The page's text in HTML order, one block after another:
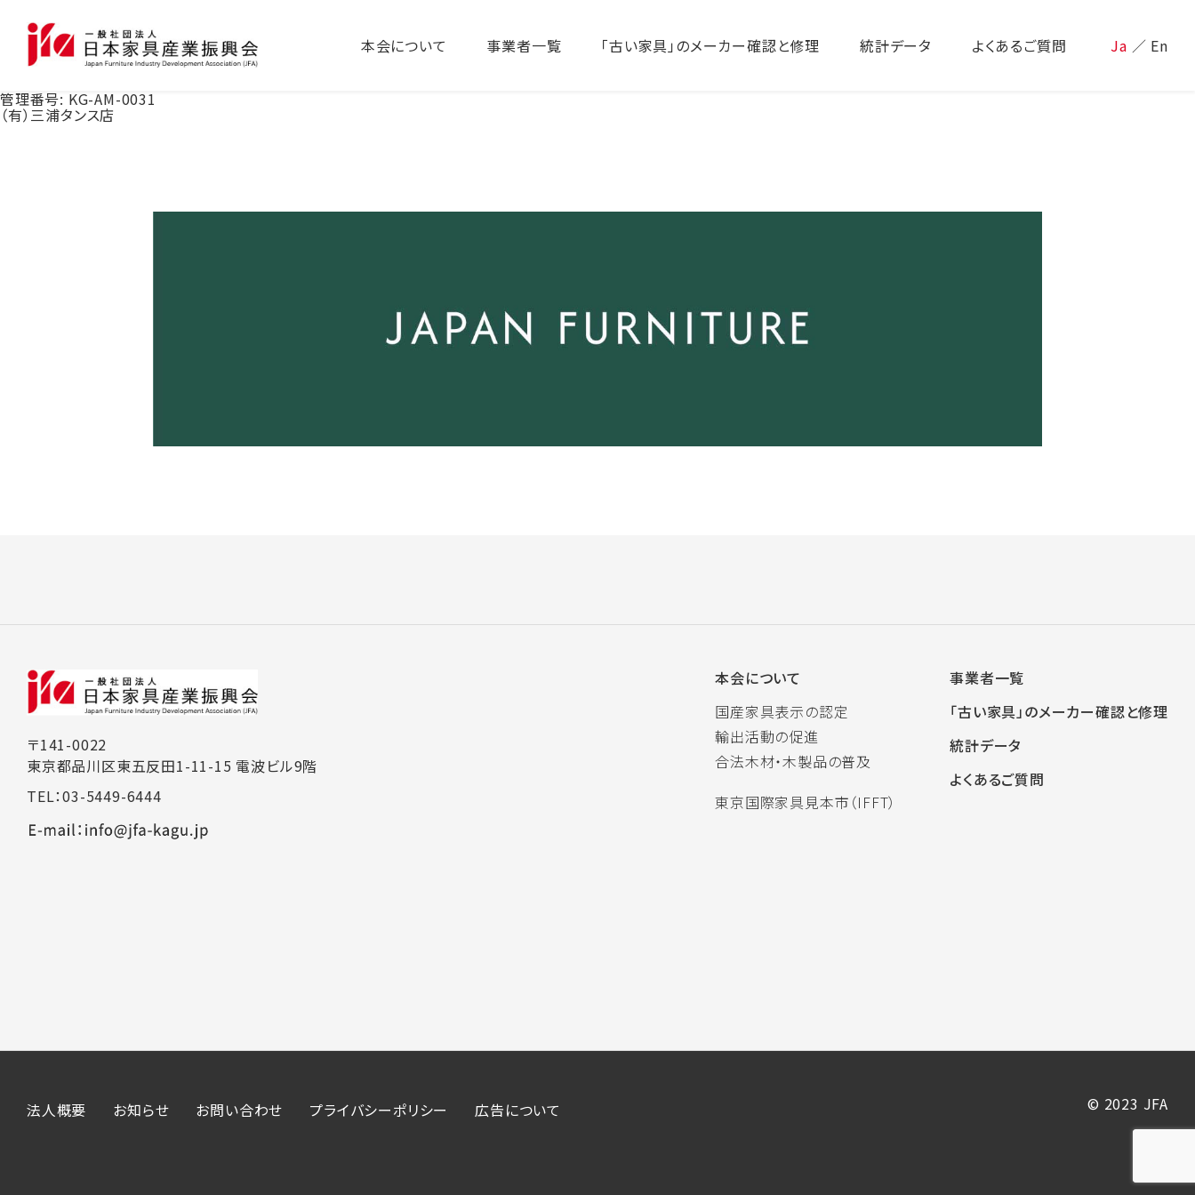
本会について 事業者一覧 「古い家具」のメーカー確認と修理 統計データ よくあるご質問 Ja ／ En
管理番号: KG-AM-0031
（有）三浦タンス店
〒141-0022
東京都品川区東五反田1-11-15 電波ビル9階
TEL：03-5449-6444
本会について
国産家具表示の認定
輸出活動の促進
合法木材・木製品の普及
東京国際家具見本市（IFFT）
事業者一覧
「古い家具」のメーカー確認と修理
統計データ
よくあるご質問
法人概要 お知らせ お問い合わせ プライバシーポリシー 広告について © 2023 JFA